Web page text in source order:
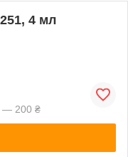
4 мл
— 200 ₴